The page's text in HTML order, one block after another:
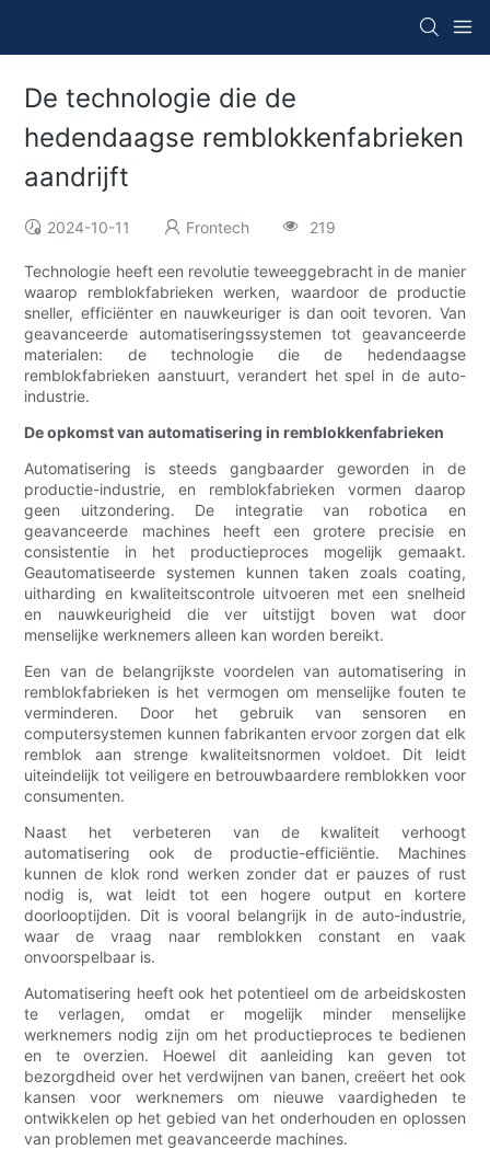
De technologie die de
hedendaagse remblokkenfabrieken
aandrijft
2024-10-11 Frontech 219
Technologie heeft een revolutie teweeggebracht in de manier
waarop remblokfabrieken werken, waardoor de productie
sneller, efficiënter en nauwkeuriger is dan ooit tevoren. Van
geavanceerde automatiseringssystemen tot geavanceerde
materialen: de technologie die de hedendaagse
remblokfabrieken aanstuurt, verandert het spel in de auto-
industrie.
De opkomst van automatisering in remblokkenfabrieken
Automatisering is steeds gangbaarder geworden in de
productie-industrie, en remblokfabrieken vormen daarop
geen uitzondering. De integratie van robotica en
geavanceerde machines heeft een grotere precisie en
consistentie in het productieproces mogelijk gemaakt.
Geautomatiseerde systemen kunnen taken zoals coating,
uitharding en kwaliteitscontrole uitvoeren met een snelheid
en nauwkeurigheid die ver uitstijgt boven wat door
menselijke werknemers alleen kan worden bereikt.
Een van de belangrijkste voordelen van automatisering in
remblokfabrieken is het vermogen om menselijke fouten te
verminderen. Door het gebruik van sensoren en
computersystemen kunnen fabrikanten ervoor zorgen dat elk
remblok aan strenge kwaliteitsnormen voldoet. Dit leidt
uiteindelijk tot veiligere en betrouwbaardere remblokken voor
consumenten.
Naast het verbeteren van de kwaliteit verhoogt
automatisering ook de productie-efficiëntie. Machines
kunnen de klok rond werken zonder dat er pauzes of rust
nodig is, wat leidt tot een hogere output en kortere
doorlooptijden. Dit is vooral belangrijk in de auto-industrie,
waar de vraag naar remblokken constant en vaak
onvoorspelbaar is.
Automatisering heeft ook het potentieel om de arbeidskosten
te verlagen, omdat er mogelijk minder menselijke
werknemers nodig zijn om het productieproces te bedienen
en te overzien. Hoewel dit aanleiding kan geven tot
bezorgdheid over het verdwijnen van banen, creëert het ook
kansen voor werknemers om nieuwe vaardigheden te
ontwikkelen op het gebied van het onderhouden en oplossen
van problemen met geavanceerde machines.